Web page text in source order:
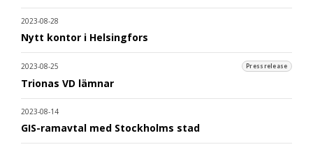
2023-08-28
Nytt kontor i Helsingfors
2023-08-25 Pressrelease
Trionas VD lämnar
2023-08-14
GIS-ramavtal med Stockholms stad